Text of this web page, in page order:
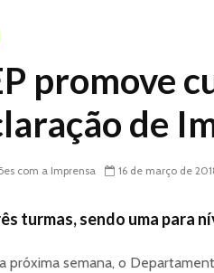
promove
de
com a Imprensa 16 de março de
turmas, sendo uma para
próxima semana, o